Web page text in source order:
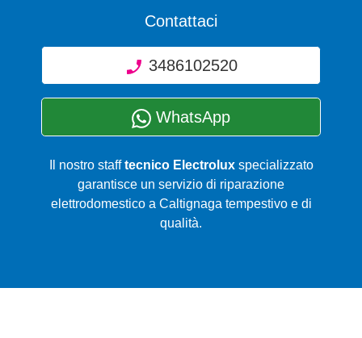
Contattaci
3486102520
WhatsApp
Il nostro stafftecnico Electroluxspecializzato
garantisce un servizio di riparazione
elettrodomestico a Caltignaga tempestivo e di
qualità.